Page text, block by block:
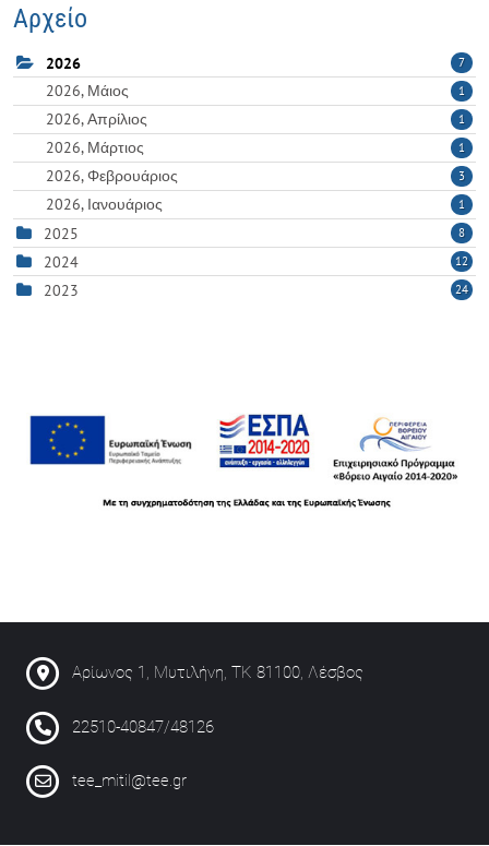
Αρχείο
2026 7
2026, Μάιος 1
2026, Απρίλιος 1
2026, Μάρτιος 1
2026, Φεβρουάριος 3
2026, Ιανουάριος 1
2025 8
2024 12
2023 24
Αρίωνος 1, Μυτιλήνη, ΤΚ 81100, Λέσβος
22510-40847/48126
tee_mitil@tee.gr